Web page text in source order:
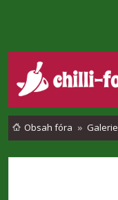
Obsah fóra Galerie